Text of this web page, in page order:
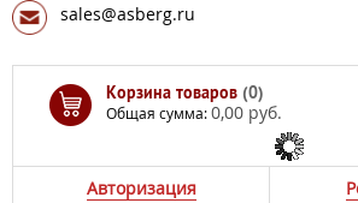
sales@asberg.ru
Корзина товаров (0)
Общая сумма:0,00 руб.
Авторизация